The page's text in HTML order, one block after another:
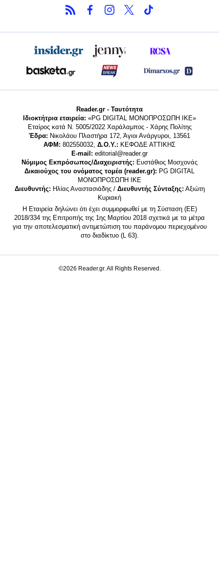
Reader.gr - Ταυτότητα
Ιδιοκτήτρια εταιρεία: «PG DIGITAL MONΟΠΡΟΣΩΠΗ ΙΚΕ»
Εταίρος κατά Ν. 5005/2022 Χαράλαμπος - Χάρης Πολίτης
Έδρα: Νικολάου Πλαστήρα 172, Άγιοι Ανάργυροι, 13561
ΑΦΜ: 802550032, Δ.Ο.Υ.: ΚΕΦΟΔΕ ΑΤΤΙΚΗΣ
E-mail: editorial@reader.gr
Νόμιμος Εκπρόσωπος/Διαχειριστής: Ευστάθιος Μοσχονάς
Δικαιούχος του ονόματος τομέα (reader.gr): PG DIGITAL
MONΟΠΡΟΣΩΠΗ ΙΚΕ
Διευθυντής: Ηλίας Αναστασιάδης / Διευθυντής Σύνταξης: Αξιώτη
Κυριακή
Η Εταιρεία δηλώνει ότι έχει συμμορφωθεί με τη Σύσταση (ΕΕ)
2018/334 της Επιτροπής της 1ης Μαρτίου 2018 σχετικά με τα μέτρα
για την αποτελεσματική αντιμετώπιση του παράνομου περιεχομένου
στο διαδίκτυο (L 63).
©2026 Reader.gr. All Rights Reserved.